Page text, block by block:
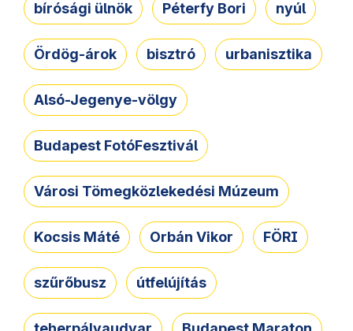
bírósági ülnök Péterfy Bori nyúl
Ördög-árok bisztró urbanisztika
Alsó-Jegenye-völgy
Budapest FotóFesztivál
Városi Tömegközlekedési Múzeum
Kocsis Máté Orbán Vikor FÖRI
szűrőbusz útfelújítás